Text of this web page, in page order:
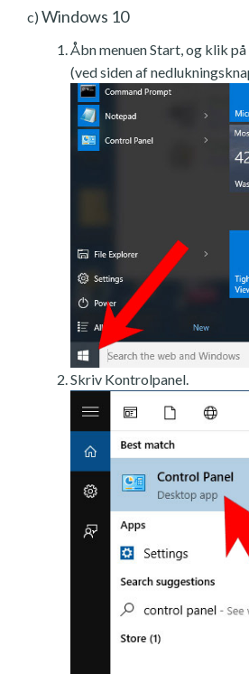
c) Windows 10
Åbn menuen Start, og klik
(ved siden af
Skriv Kontrolpanel.